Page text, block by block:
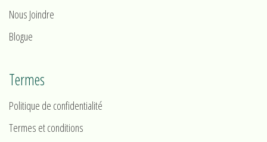
Nous Joindre
Blogue
Termes
Politique de confidentialité
Termes et conditions